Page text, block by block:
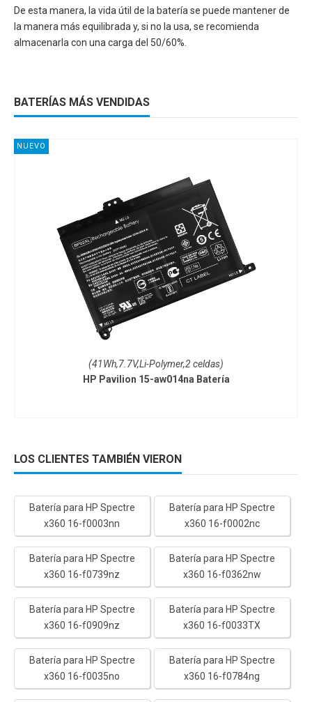
De esta manera, la vida útil de la batería se puede mantener de
la manera más equilibrada y, si no la usa, se recomienda
almacenarla con una carga del 50/60%.
BATERÍAS MÁS VENDIDAS
NUEVO
(41Wh,7.7V,Li-Polymer,2 celdas)
HP Pavilion 15-aw014na Batería
LOS CLIENTES TAMBIÉN VIERON
Batería para HP Spectre
x360 16-f0003nn
Batería para HP Spectre
x360 16-f0002nc
Batería para HP Spectre
x360 16-f0739nz
Batería para HP Spectre
x360 16-f0362nw
Batería para HP Spectre
x360 16-f0909nz
Batería para HP Spectre
x360 16-f0033TX
Batería para HP Spectre
x360 16-f0035no
Batería para HP Spectre
x360 16-f0784ng